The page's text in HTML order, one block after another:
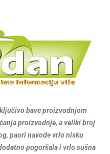
bave proizvodnjom
proizvodnje, a veliki broj
paori navode vrlo nisku
pogoršala i vrlo sušna